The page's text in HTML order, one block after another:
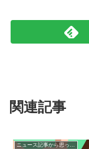
関連記事